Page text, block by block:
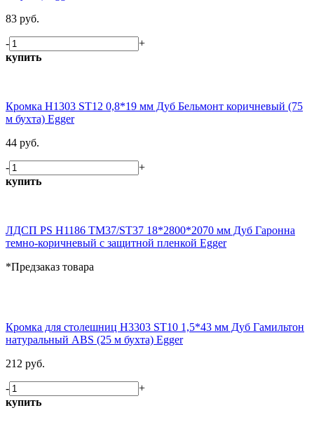
83 руб.
-
+
купить
Кромка H1303 ST12 0,8*19 мм Дуб Бельмонт коричневый (75
м бухта) Egger
44 руб.
-
+
купить
ЛДСП PS H1186 TM37/ST37 18*2800*2070 мм Дуб Гаронна
темно-коричневый с защитной пленкой Egger
*Предзаказ товара
Кромка для столешниц H3303 ST10 1,5*43 мм Дуб Гамильтон
натуральный ABS (25 м бухта) Egger
212 руб.
-
+
купить